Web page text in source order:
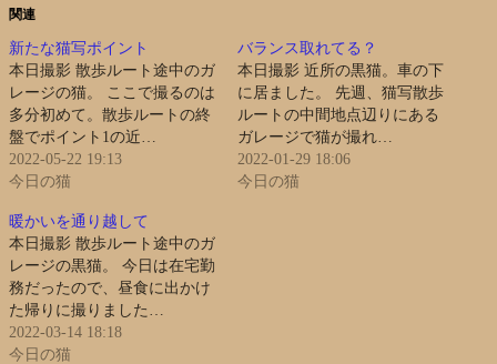
関連
新たな猫写ポイント
本日撮影 散歩ルート途中のガ
レージの猫。 ここで撮るのは
多分初めて。散歩ルートの終
盤でポイント1の近…
2022-05-22 19:13
今日の猫
バランス取れてる？
本日撮影 近所の黒猫。車の下
に居ました。 先週、猫写散歩
ルートの中間地点辺りにある
ガレージで猫が撮れ…
2022-01-29 18:06
今日の猫
暖かいを通り越して
本日撮影 散歩ルート途中のガ
レージの黒猫。 今日は在宅勤
務だったので、昼食に出かけ
た帰りに撮りました…
2022-03-14 18:18
今日の猫